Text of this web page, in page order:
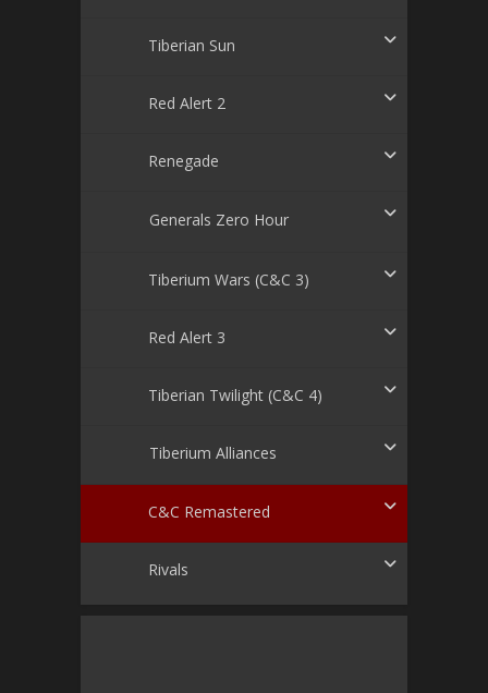
Tiberian Sun
Red Alert 2
Renegade
Generals Zero Hour
Tiberium Wars (C&C 3)
Red Alert 3
Tiberian Twilight (C&C 4)
Tiberium Alliances
C&C Remastered
Rivals